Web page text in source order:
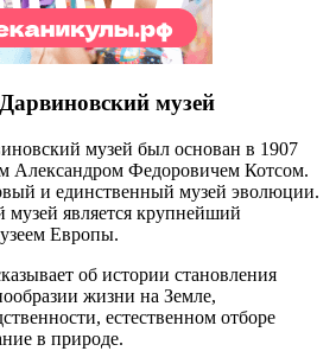
музей
музей был основан в 1907
Александром Федоровичем Котсом.
и единственный музей эволюции.
является крупнейший
Европы.
об истории становления
жизни на Земле,
естественном отборе
в природе.